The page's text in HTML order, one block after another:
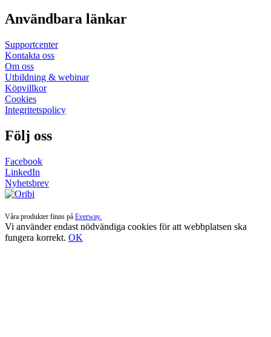
Användbara länkar
Supportcenter
Kontakta oss
Om oss
Utbildning & webinar
Köpvillkor
Cookies
Integritetspolicy
Följ oss
Facebook
LinkedIn
Nyhetsbrev
Våra produkter finns på Everway.
Vi använder endast nödvändiga cookies för att webbplatsen ska
fungera korrekt. OK